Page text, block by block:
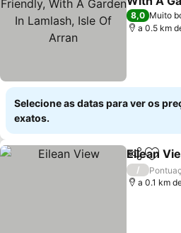
Lamlash,
Ver
8,0 Muito
a 0.5 km
Selecione as datas para ver os
exatos.
Partilhar
Eilean
/
a 0.1 km